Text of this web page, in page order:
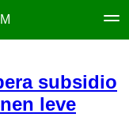
subsidio
leve